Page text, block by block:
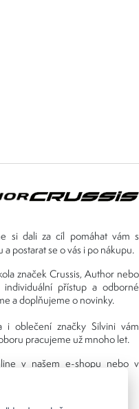
si dali za cíl pomáhat vám s
postarat se o vás i po nákupu.
značek Crussis, Author nebo
přístup a odborné
a doplňujeme o novinky.
i oblečení značky Silvini vám
pracujeme už mnoho let.
v našem e-shopu nebo v
středisko) URAN.